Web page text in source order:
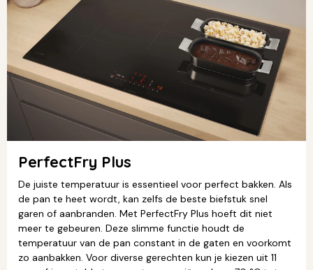
PerfectFry Plus
De juiste temperatuur is essentieel voor perfect bakken. Als
de pan te heet wordt, kan zelfs de beste biefstuk snel
garen of aanbranden. Met PerfectFry Plus hoeft dit niet
meer te gebeuren. Deze slimme functie houdt de
temperatuur van de pan constant in de gaten en voorkomt
zo aanbakken. Voor diverse gerechten kun je kiezen uit 11